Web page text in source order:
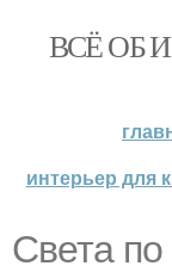
ВСЁ ОБ
интерьер для
Света